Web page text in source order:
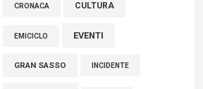
CRONACA CULTURA
EMICICLO EVENTI
GRAN SASSO INCIDENTE